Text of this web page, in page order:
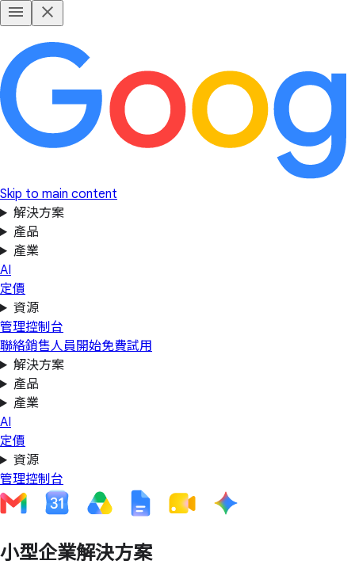
Skip to main content
解決方案
產品
產業
AI
定價
資源
管理控制台
聯絡銷售人員開始免費試用
解決方案
產品
產業
AI
定價
資源
管理控制台
小型企業解決方案